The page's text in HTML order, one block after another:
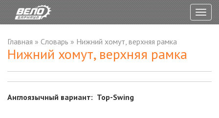
Главная » Словарь » Нижний хомут, верхняя рамка
Нижний хомут, верхняя рамка
Англоязычный вариант: Top-Swing